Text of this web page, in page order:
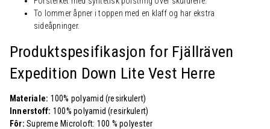
To lommer åpner i toppen med en klaff og har ekstra
sideåpninger.
Produktspesifikasjon for Fjällräven
Expedition Down Lite Vest Herre
Materiale: 100% polyamid (resirkulert)
Innerstoff: 100% polyamid (resirkulert)
Fôr:Supreme Microloft: 100 % polyester